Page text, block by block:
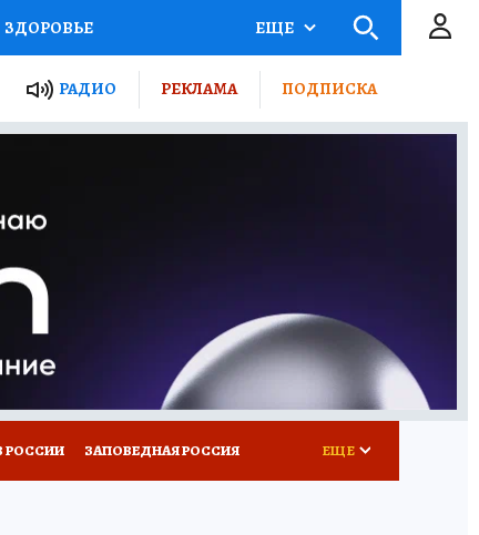
ЗДОРОВЬЕ
РОССИИ
ПУТЕВОДИТЕЛЬ
ЕЩЕ
РАДИО РЕКЛАМА ПОДПИСКА
РОССИИ ЗАПОВЕДНАЯ РОССИЯ ЕЩЕ